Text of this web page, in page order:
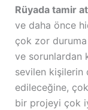
Rüyada tamir
ve daha önce
çok zor
ve sorunlardan
sevilen kişilerin
edileceğine,
bir projeyi çok